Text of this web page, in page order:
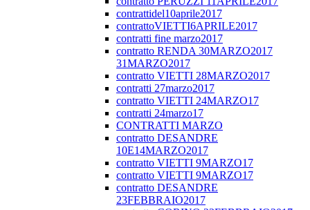
contrattidel10aprile2017
contrattoVIETTI6APRILE2017
contratti fine marzo2017
contratto RENDA 30MARZO2017
31MARZO2017
contratto VIETTI 28MARZO2017
contratti 27marzo2017
contratto VIETTI 24MARZO17
contratti 24marzo17
CONTRATTI MARZO
contratto DESANDRE
10E14MARZO2017
contratto VIETTI 9MARZO17
contratto VIETTI 9MARZO17
contratto DESANDRE
23FEBBRAIO2017